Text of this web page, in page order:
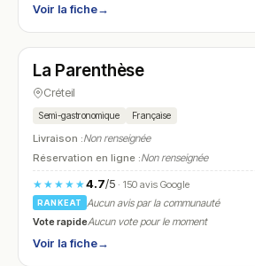
Voir la fiche→
N° 7
La Parenthèse
Créteil
Semi-gastronomique Française
Livraison :Non renseignée
Réservation en ligne :Non renseignée
★★★★★4.7/5· 150 avis Google
RANKEAT
Aucun avis par la communauté
Vote rapideAucun vote pour le moment
Voir la fiche→